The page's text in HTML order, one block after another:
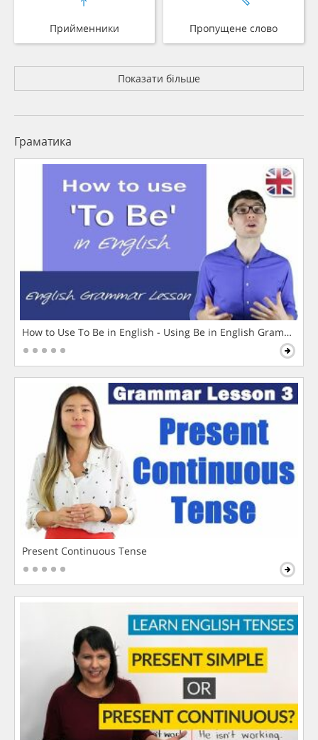
Прийменники Пропущене слово
Показати більше
Граматика
How to Use To Be in English - Using Be in English Grammar
Present Continuous Tense